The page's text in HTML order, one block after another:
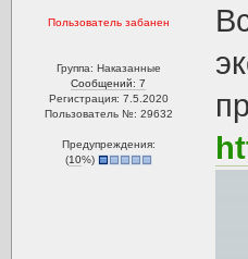
Пользователь забанен
Группа: Наказанные
Сообщений: 7
Регистрация: 7.5.2020
Пользователь №: 29632
Предупреждения:
(10%)